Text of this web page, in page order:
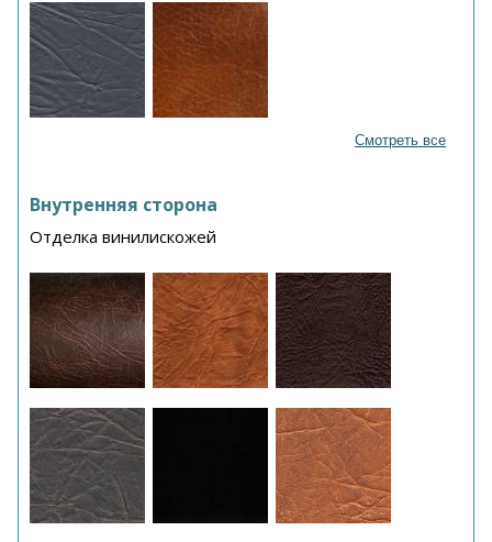
Смотреть все
Внутренняя сторона
Отделка винилискожей